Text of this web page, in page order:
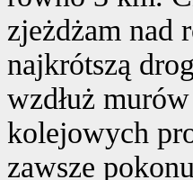
zjeżdżam nad
najkrótszą
wzdłuż
kolejowych
zawsze